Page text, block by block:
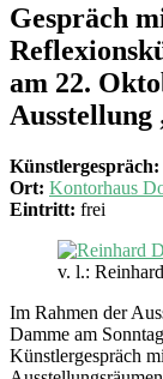
Gespräch
am 22.
Künstlergespräch:
Ort: Kontorhaus
Eintritt: frei
v. l.:
Im Rahmen der
Damme am
Künstlergespräch